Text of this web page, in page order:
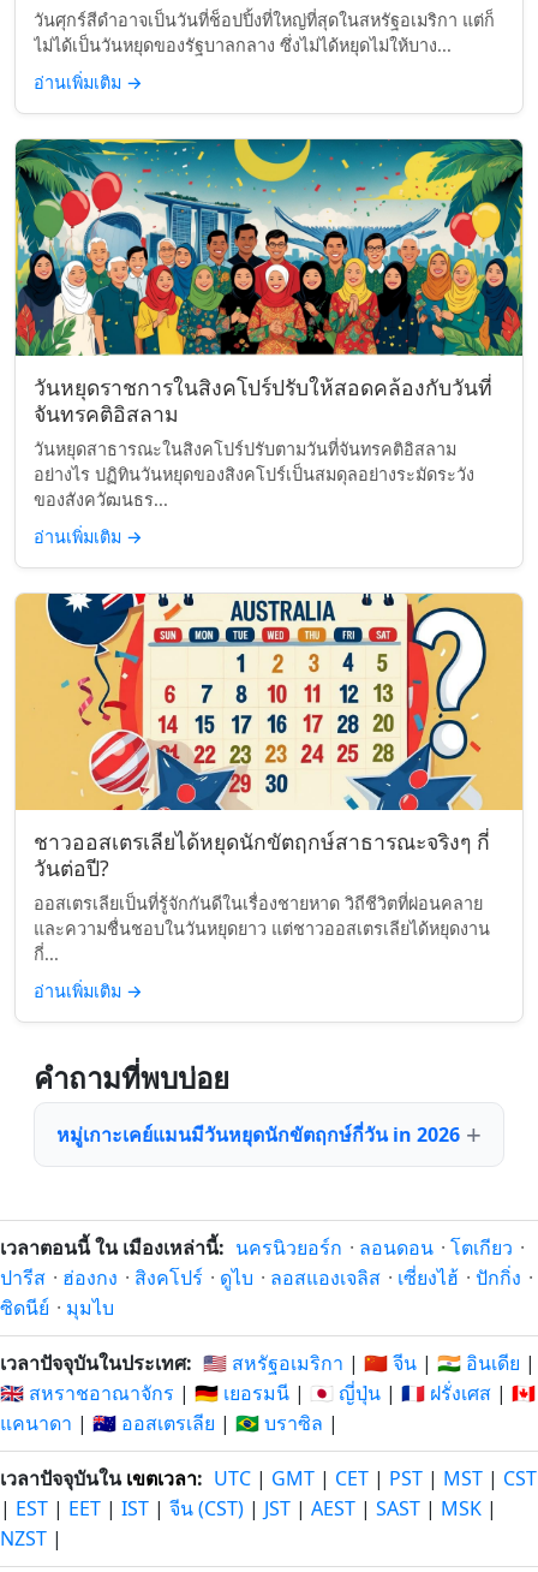
วันศุกร์สีดำอาจเป็นวันที่ช็อปปิ้งที่ใหญ่ที่สุดในสหรัฐอเมริกา แต่ก็
ไม่ได้เป็นวันหยุดของรัฐบาลกลาง ซึ่งไม่ได้หยุดไม่ให้บาง...
อ่านเพิ่มเติม →
วันหยุดราชการในสิงคโปร์ปรับให้สอดคล้องกับวันที่
จันทรคติอิสลาม
วันหยุดสาธารณะในสิงคโปร์ปรับตามวันที่จันทรคติอิสลาม
อย่างไร ปฏิทินวันหยุดของสิงคโปร์เป็นสมดุลอย่างระมัดระวัง
ของสังควัฒนธร...
อ่านเพิ่มเติม →
ชาวออสเตรเลียได้หยุดนักขัตฤกษ์สาธารณะจริงๆ กี่
วันต่อปี?
ออสเตรเลียเป็นที่รู้จักกันดีในเรื่องชายหาด วิถีชีวิตที่ผ่อนคลาย
และความชื่นชอบในวันหยุดยาว แต่ชาวออสเตรเลียได้หยุดงาน
กี่...
อ่านเพิ่มเติม →
คำถามที่พบบ่อย
หมู่เกาะเคย์แมนมีวันหยุดนักขัตฤกษ์กี่วัน in 2026
เวลาตอนนี้ ใน เมืองเหล่านี้: นครนิวยอร์ก · ลอนดอน · โตเกียว ·
ปารีส · ฮ่องกง · สิงคโปร์ · ดูไบ · ลอสแองเจลิส · เซี่ยงไฮ้ · ปักกิ่ง ·
ซิดนีย์ · มุมไบ
เวลาปัจจุบันในประเทศ: 🇺🇸 สหรัฐอเมริกา | 🇨🇳 จีน | 🇮🇳 อินเดีย |
🇬🇧 สหราชอาณาจักร | 🇩🇪 เยอรมนี | 🇯🇵 ญี่ปุ่น | 🇫🇷 ฝรั่งเศส | 🇨🇦
แคนาดา | 🇦🇺 ออสเตรเลีย | 🇧🇷 บราซิล |
เวลาปัจจุบันในเขตเวลา: UTC | GMT | CET | PST | MST | CST
| EST | EET | IST | จีน (CST) | JST | AEST | SAST | MSK |
NZST |